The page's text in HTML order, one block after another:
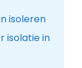
isoleren
isolatie in